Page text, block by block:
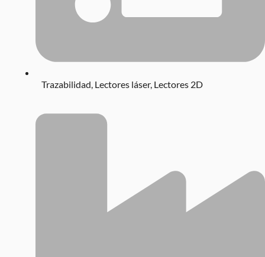
Trazabilidad Lectores láser, Lectores 2D